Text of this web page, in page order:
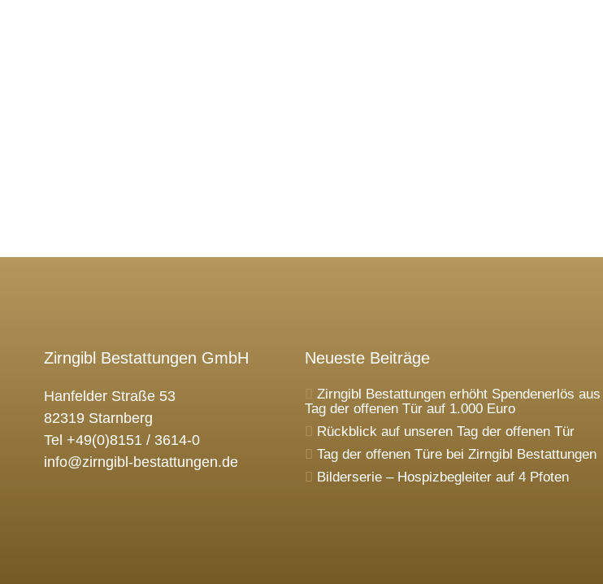
Zirngibl Bestattungen GmbH
Hanfelder Straße 53
82319 Starnberg
Tel +49(0)8151 / 3614-0
info@zirngibl-bestattungen.de
Neueste Beiträge
Zirngibl Bestattungen erhöht Spendenerlös aus
Tag der offenen Tür auf 1.000 Euro
Rückblick auf unseren Tag der offenen Tür
Tag der offenen Türe bei Zirngibl Bestattungen
Bilderserie – Hospizbegleiter auf 4 Pfoten